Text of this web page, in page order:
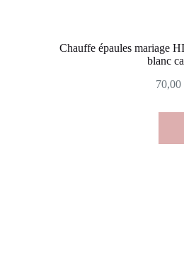
Chauffe épaules mariage
blanc
70,00